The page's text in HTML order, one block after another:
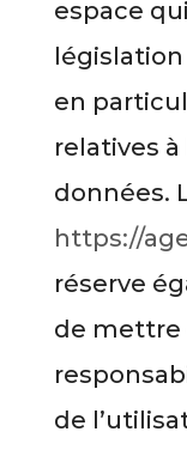
espace
en
relatives
données.
https://
réserve
de mettre
de